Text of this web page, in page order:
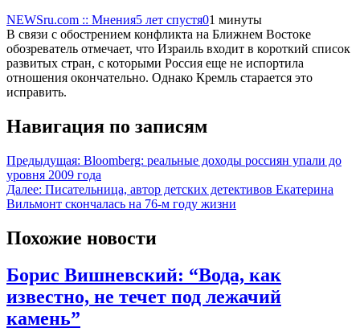
NEWSru.com :: Мнения5 лет спустя01 минуты
В связи с обострением конфликта на Ближнем Востоке
обозреватель отмечает, что Израиль входит в короткий список
развитых стран, с которыми Россия еще не испортила
отношения окончательно. Однако Кремль старается это
исправить.
Навигация по записям
Предыдущая: Bloomberg: реальные доходы россиян упали до
уровня 2009 года
Далее: Писательница, автор детских детективов Екатерина
Вильмонт скончалась на 76-м году жизни
Похожие новости
Борис Вишневский: “Вода, как
известно, не течет под лежачий
камень”